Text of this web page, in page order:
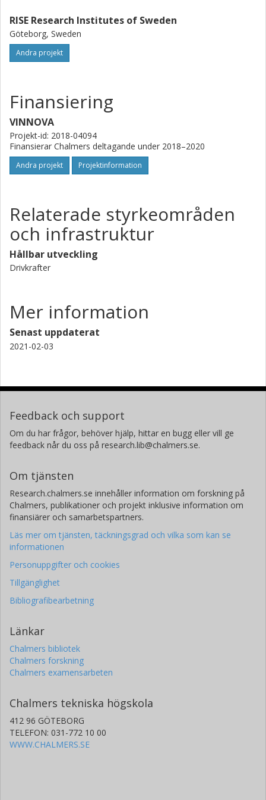
RISE Research Institutes of Sweden
Göteborg, Sweden
Andra projekt
Finansiering
VINNOVA
Projekt-id: 2018-04094
Finansierar Chalmers deltagande under 2018–2020
Andra projekt Projektinformation
Relaterade styrkeområden
och infrastruktur
Hållbar utveckling
Drivkrafter
Mer information
Senast uppdaterat
2021-02-03
Feedback och support
Om du har frågor, behöver hjälp, hittar en bugg eller vill ge
feedback når du oss på research.lib@chalmers.se.
Om tjänsten
Research.chalmers.se innehåller information om forskning på
Chalmers, publikationer och projekt inklusive information om
finansiärer och samarbetspartners.
Läs mer om tjänsten, täckningsgrad och vilka som kan se
informationen
Personuppgifter och cookies
Tillgänglighet
Bibliografibearbetning
Länkar
Chalmers bibliotek
Chalmers forskning
Chalmers examensarbeten
Chalmers tekniska högskola
412 96 GÖTEBORG
TELEFON: 031-772 10 00
WWW.CHALMERS.SE